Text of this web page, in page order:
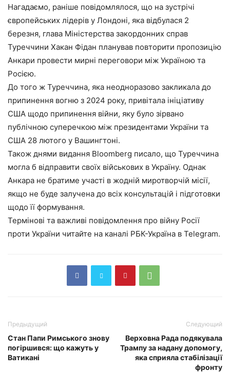
Нагадаємо, раніше повідомлялося, що на зустрічі
європейських лідерів у Лондоні, яка відбулася 2
березня, глава Міністерства закордонних справ
Туреччини Хакан Фідан планував повторити пропозицію
Анкари провести мирні переговори між Україною та
Росією.
До того ж Туреччина, яка неодноразово закликала до
припинення вогню з 2024 року, привітала ініціативу
США щодо припинення війни, яку було зірвано
публічною суперечкою між президентами України та
США 28 лютого у Вашингтоні.
Також днями видання Bloomberg писало, що Туреччина
могла б відправити своїх військових в Україну. Однак
Анкара не братиме участі в жодній миротворчій місії,
якщо не буде залучена до всіх консультацій і підготовки
щодо її формування.
Термінові та важливі повідомлення про війну Росії
проти України читайте на каналі РБК-Україна в Telegram.
Предыдущий
Стан Папи Римського знову
погіршився: що кажуть у
Ватикані
Следующий
Верховна Рада подякувала
Трампу за надану допомогу,
яка сприяла стабілізації
фронту